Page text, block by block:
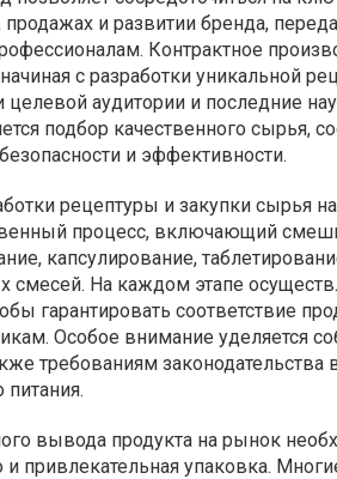
продажах и развитии бренда,
Контрактное
с разработки уникальной
целевой аудитории и последние
подбор качественного сырья,
и эффективности.
рецептуры и закупки сырья
процесс, включающий
капсулирование,
На каждом этапе
гарантировать соответствие
Особое внимание уделяется
требованиям
питания.
вывода продукта на рынок
и привлекательная упаковка.